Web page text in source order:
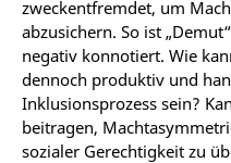
zweckentfremdet, um
abzusichern. So ist
negativ konnotiert. Wie
dennoch produktiv und
Inklusionsprozess sein?
beitragen,
sozialer Gerechtigkeit zu